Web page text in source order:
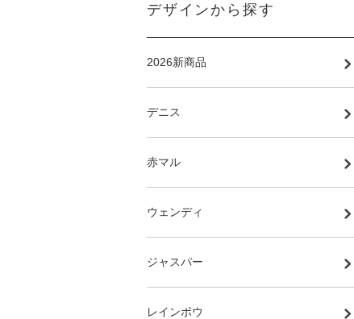
デザインから探す
2026新商品
デニス
赤マル
ウェンディ
ジャスパー
レインボウ